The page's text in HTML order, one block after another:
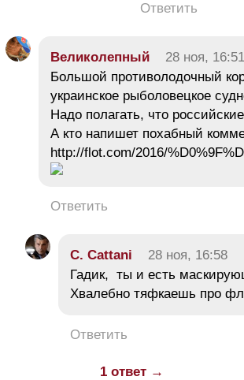
Ответить
Великолепный 28 ноя, 16:51
Большой противолодочный
украинское рыболовецкое
Надо полагать, что
А кто напишет похабный
http://flot.com/2016/
Ответить
C. Cattani 28 ноя, 16:58
Гадик, ты и есть
Хвалебно тяфкаешь про
Ответить
1 ответ →